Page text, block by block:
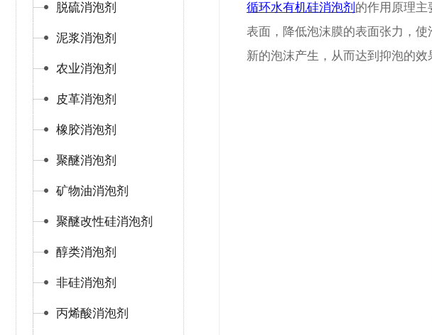
脱硫消泡剂
泥浆消泡剂
农业消泡剂
皮革消泡剂
橡胶消泡剂
聚醚消泡剂
矿物油消泡剂
聚醚改性硅消泡剂
醇类消泡剂
非硅消泡剂
丙烯酸消泡剂
循环水有机硅消泡剂 的作用原理
表面，降低泡沫膜的表面张力，
新的泡沫产生，从而达到抑泡的效